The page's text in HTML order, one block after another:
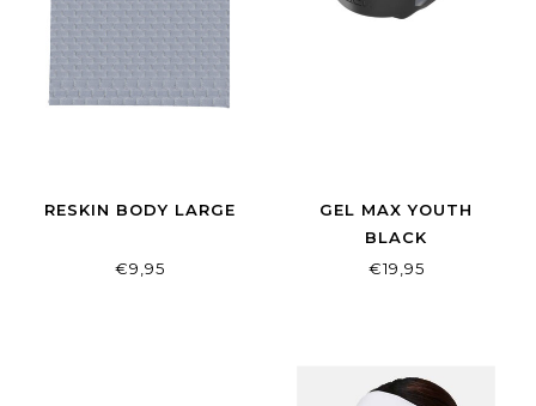
RESKIN BODY LARGE
€9,95
GEL MAX YOUTH
BLACK
€19,95